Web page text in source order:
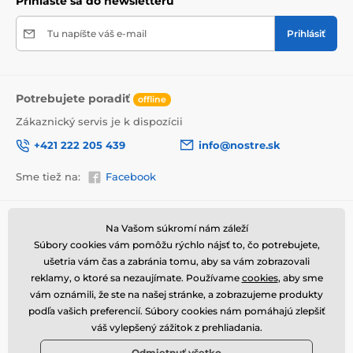
Výhody obrazov na plátne
Tlač je prostredníctvom moderných plotrov, tie
zabezpečia sýtosť farieb (12-16 pass, ink density 200).
Husto situované spony.
Možnosť okamžitého zavesenia (závesy sú
Balené do 5vl lepenkovej krabici.
Tu napíšte váš e-mail Prihlásiť
Potrebujete poradiť offline
Zákaznický servis je k dispozícii
+421 222 205 439
info@nostre.sk
Sme tiež na: Facebook
Informácie o nákupe
Obchodné a reklamačné
podmienky
Ochrana osobných údajov
Doprava a platba
Ako vrátiť tovar
Užitočné informácie
Často kladené otázky
Magazín
Kontakty
Na Vašom súkromí nám záleží
Súbory cookies vám pomôžu rýchlo nájsť to, čo potrebujete,
ušetria vám čas a zabránia tomu, aby sa vám zobrazovali
reklamy, o ktoré sa nezaujímate. Používame cookies, aby sme
vám oznámili, že ste na našej stránke, a zobrazujeme produkty
podľa vašich preferencií. Súbory cookies nám pomáhajú zlepšiť
váš vylepšený zážitok z prehliadania.